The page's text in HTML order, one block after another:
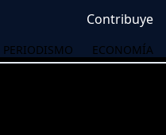
Contribuye
PERIODISMO ECONOMÍA